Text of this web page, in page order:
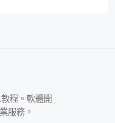
程。軟體開
服務。